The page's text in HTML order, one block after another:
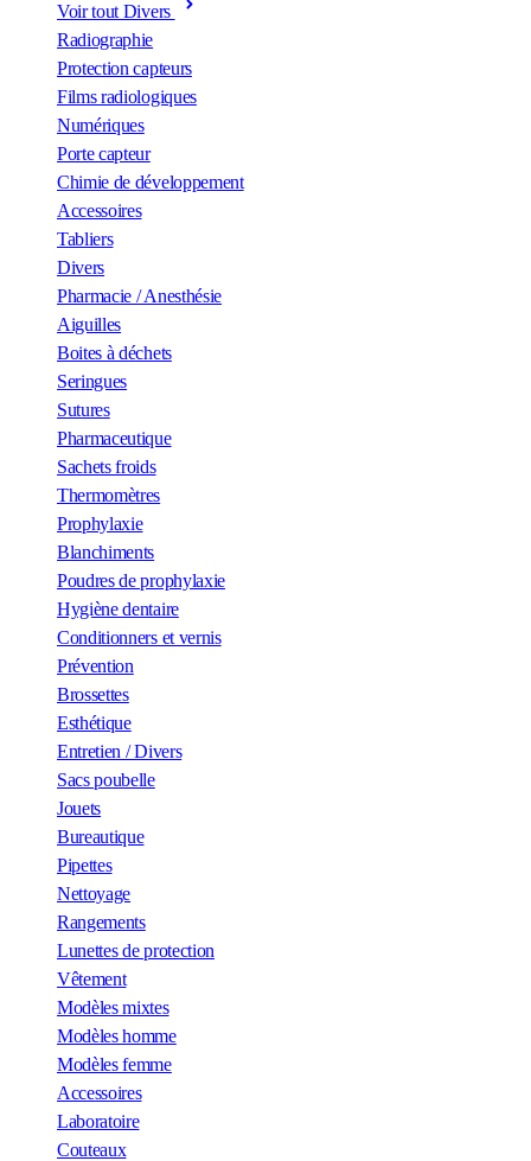
Voir tout Divers
Radiographie
Protection capteurs
Films radiologiques
Numériques
Porte capteur
Chimie de développement
Accessoires
Tabliers
Divers
Pharmacie / Anesthésie
Aiguilles
Boites à déchets
Seringues
Sutures
Pharmaceutique
Sachets froids
Thermomètres
Prophylaxie
Blanchiments
Poudres de prophylaxie
Hygiène dentaire
Conditionners et vernis
Prévention
Brossettes
Esthétique
Entretien / Divers
Sacs poubelle
Jouets
Bureautique
Pipettes
Nettoyage
Rangements
Lunettes de protection
Vêtement
Modèles mixtes
Modèles homme
Modèles femme
Accessoires
Laboratoire
Couteaux